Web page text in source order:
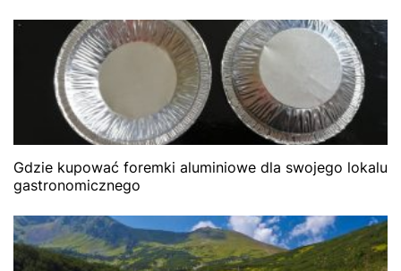
Gdzie kupować foremki aluminiowe dla swojego lokalu
gastronomicznego